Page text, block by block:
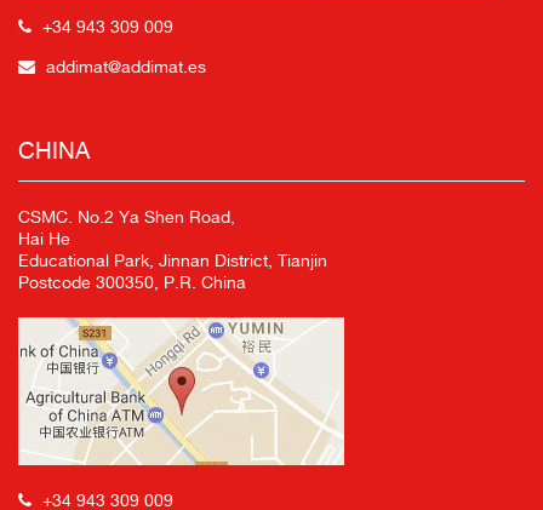
+34 943 309 009
addimat@addimat.es
CHINA
CSMC. No.2 Ya Shen Road,
Hai He
Educational Park, Jinnan District, Tianjin
Postcode 300350, P.R. China
+34 943 309 009